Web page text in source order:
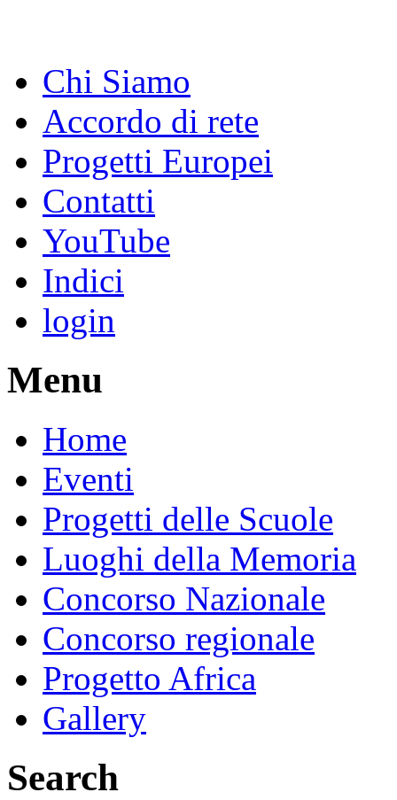
Chi Siamo
Accordo di rete
Progetti Europei
Contatti
YouTube
Indici
login
Menu
Home
Eventi
Progetti delle Scuole
Luoghi della Memoria
Concorso Nazionale
Concorso regionale
Progetto Africa
Gallery
Search